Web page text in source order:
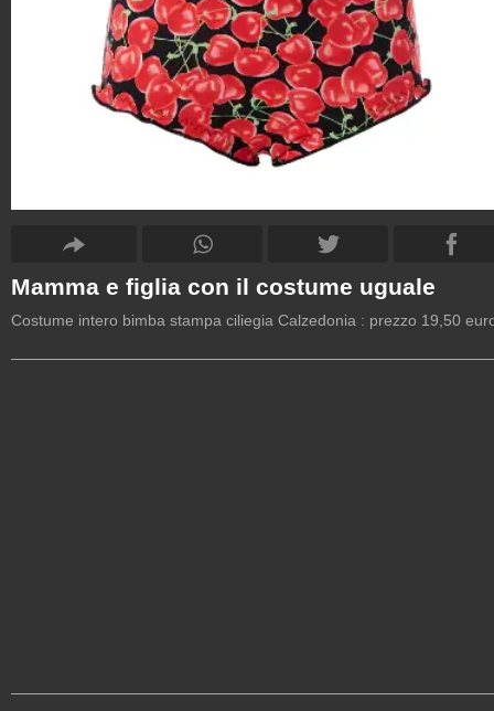
Mamma e figlia con il costume uguale
Costume intero bimba stampa ciliegia Calzedonia : prezzo 19,50